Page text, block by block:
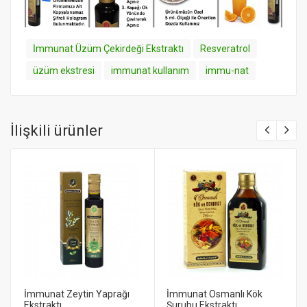
İmmunat Üzüm Çekirdeği Ekstraktı
Resveratrol
üzüm ekstresi
immunat kullanım immu-nat
İlişkili ürünler
İmmunat Zeytin Yaprağı
İmmunat Osmanlı Kök